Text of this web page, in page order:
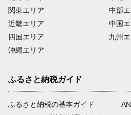
関東エリア
近畿エリア
四国エリア
沖縄エリア
中部
中国
九州
ふるさと納税ガイド
ふるさと納税の基本ガイド